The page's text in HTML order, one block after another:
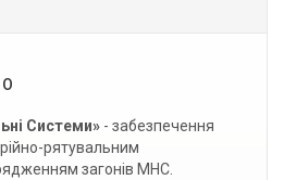
Системи» - забезпечення
рятувальним
загонів МНС.